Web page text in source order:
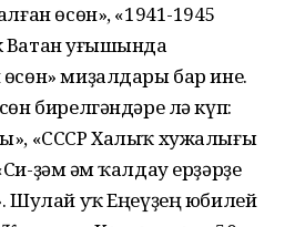
өсөн», «1941-1945
һуғышында
миҙалдары бар ине.
бирелгәндәре лә күп:
«СССР Халыҡ хужалығы
ҙәм һәм ҡалдау ерҙәрҙе
Шулай уҡ Еңеүҙең юбилей